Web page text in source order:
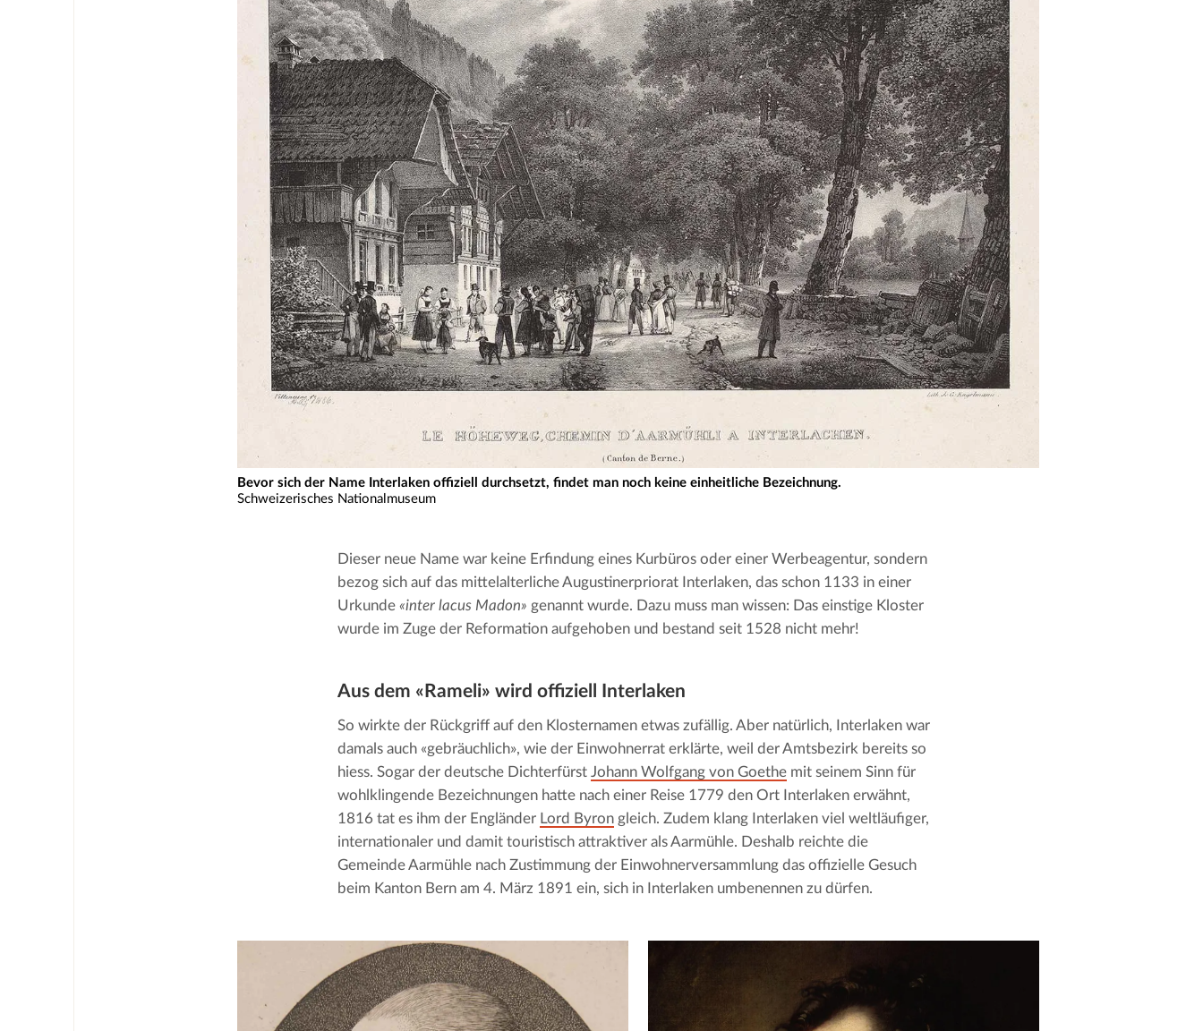
Bevor sich der Name Interlaken offiziell durchsetzt, findet man noch keine einheitliche Bezeichnung.
Schweizerisches Nationalmuseum
Dieser neue Name war keine Erfindung eines Kurbüros oder einer Werbeagentur, sondern
bezog sich auf das mittelalterliche Augustinerpriorat Interlaken, das schon 1133 in einer
Urkunde «inter lacus Madon» genannt wurde. Dazu muss man wissen: Das einstige Kloster
wurde im Zuge der Reformation aufgehoben und bestand seit 1528 nicht mehr!
Aus dem «Rameli» wird offiziell Interlaken
So wirkte der Rückgriff auf den Klosternamen etwas zufällig. Aber natürlich, Interlaken war
damals auch «gebräuchlich», wie der Einwohnerrat erklärte, weil der Amtsbezirk bereits so
hiess. Sogar der deutsche Dichterfürst Johann Wolfgang von Goethe mit seinem Sinn für
wohlklingende Bezeichnungen hatte nach einer Reise 1779 den Ort Interlaken erwähnt,
1816 tat es ihm der Engländer Lord Byron gleich. Zudem klang Interlaken viel weltläufiger,
internationaler und damit touristisch attraktiver als Aarmühle. Deshalb reichte die
Gemeinde Aarmühle nach Zustimmung der Einwohnerversammlung das offizielle Gesuch
beim Kanton Bern am 4. März 1891 ein, sich in Interlaken umbenennen zu dürfen.